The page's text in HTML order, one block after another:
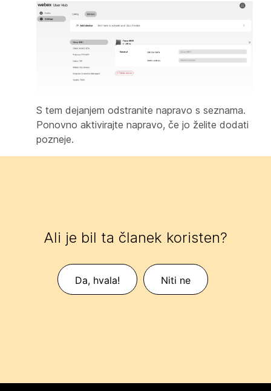
S tem dejanjem odstranite napravo s seznama.
Ponovno aktivirajte napravo, če jo želite dodati
pozneje.
Ali je bil ta članek koristen?
Da, hvala! Niti ne